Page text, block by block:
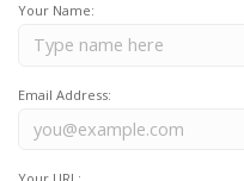
Your Name:
Email Address: